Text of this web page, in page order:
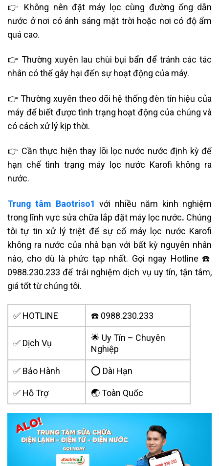
👉 Không nên đặt máy lọc cùng đường ống dẫn
nước ở nơi có ánh sáng mặt trời hoặc nơi có độ ẩm
quá cao.
👉 Thường xuyên lau chùi bụi bẩn để tránh các tác
nhân có thể gây hại đến sự hoạt động của máy.
👉 Thường xuyên theo dõi hệ thống đèn tín hiệu của
máy để biết được tình trạng hoạt động của chúng và
có cách xử lý kịp thời.
👉 Cần thực hiện thay lõi lọc nước nước định kỳ để
hạn chế tình trạng máy lọc nước Karofi không ra
nước.
Trung tâm Baotriso1 với nhiều năm kinh nghiệm
trong lĩnh vực sửa chữa lắp đặt máy lọc nước. Chúng
tôi tự tin xử lý triệt để sự cố máy lọc nước Karofi
không ra nước của nhà bạn với bất kỳ nguyên nhân
nào, cho dù là phức tạp nhất. Gọi ngay Hotline ☎️
0988.230.233 để trải nghiệm dịch vụ uy tín, tận tâm,
giá tốt từ chúng tôi.
✅ HOTLINE ☎️ 0988.230.233
✅ Dịch Vụ
🌟 Uy Tín – Chuyên
Nghiệp
✅ Bảo Hành ⭕ Dài Hạn
✅ Hỗ Trợ 🌏 Toàn Quốc